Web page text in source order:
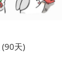
(90天)